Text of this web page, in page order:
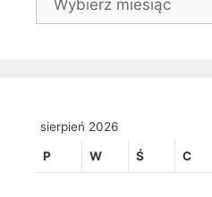
sierpień 2026
P W Ś C